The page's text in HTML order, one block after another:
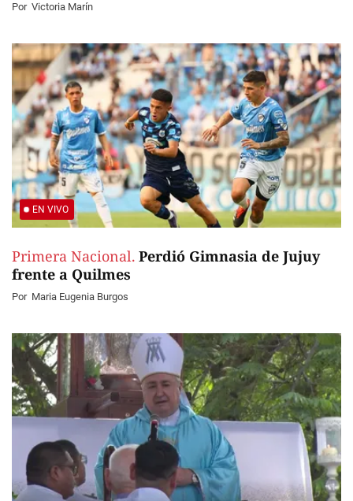
Por Victoria Marín
EN VIVO
Primera Nacional. Perdió Gimnasia de Jujuy
frente a Quilmes
Por Maria Eugenia Burgos